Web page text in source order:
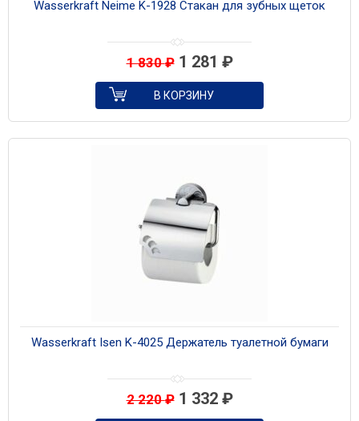
Wasserkraft Neime K-1928 Стакан для зубных щеток
1 830₽ 1 281 ₽
В КОРЗИНУ
Wasserkraft Isen K-4025 Держатель туалетной бумаги
2 220₽ 1 332 ₽